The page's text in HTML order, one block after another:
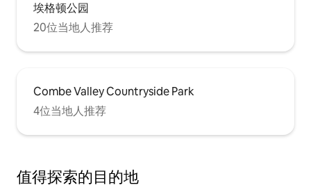
埃格顿公园
20位当地人推荐
Combe Valley Countryside Park
4位当地人推荐
值得探索的目的地